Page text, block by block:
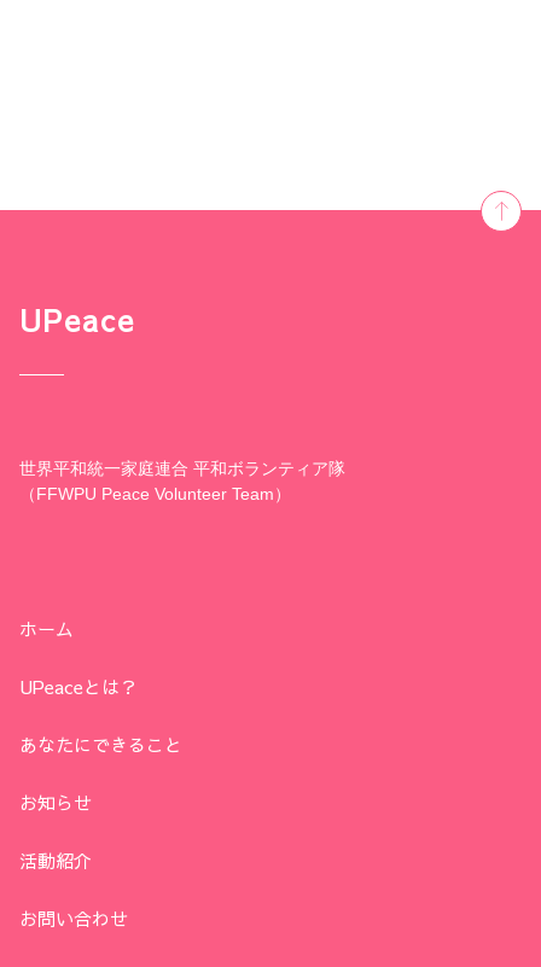
UPeace
世界平和統一家庭連合 平和ボランティア隊
（FFWPU Peace Volunteer Team）
ホーム
UPeaceとは？
あなたにできること
お知らせ
活動紹介
お問い合わせ